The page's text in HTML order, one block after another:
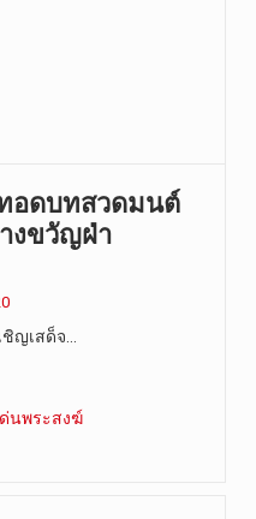
อดบทสวดมนต์
งขวัญฝ่า
ญเสด็จ…
นพระสงฆ์